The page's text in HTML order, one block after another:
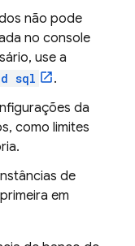
não pode
no console
use a
sql
.
da
como limites
de
em